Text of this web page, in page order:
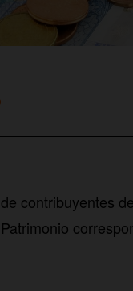
contribuyentes